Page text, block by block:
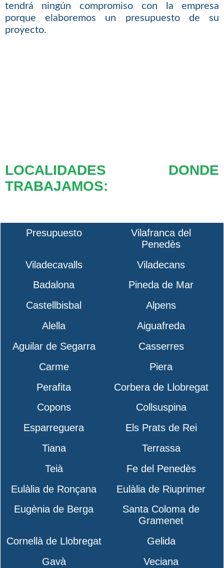
tendrá ningún compromiso con la empresa
porque elaboremos un presupuesto de su
proyecto.
LOCALIDADES DONDE
TRABAJAMOS:
Presupuesto
Vilafranca del
Penedès
Viladecavalls
Viladecans
Badalona
Pineda de Mar
Castellbisbal
Alpens
Alella
Aiguafreda
Aguilar de Segarra
Casserres
Carme
Piera
Perafita
Corbera de Llobregat
Copons
Collsuspina
Esparreguera
Els Prats de Rei
Tiana
Terrassa
Teià
Fe del Penedès
Eulàlia de Ronçana
Eulàlia de Riuprimer
Eugènia de Berga
Santa Coloma de
Gramenet
Cornellà de Llobregat
Gelida
Gavà
Veciana